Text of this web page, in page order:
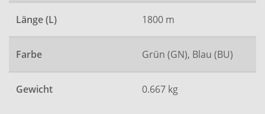
Länge (L) 1800 m
Farbe Grün (GN), Blau (BU)
Gewicht 0.667 kg